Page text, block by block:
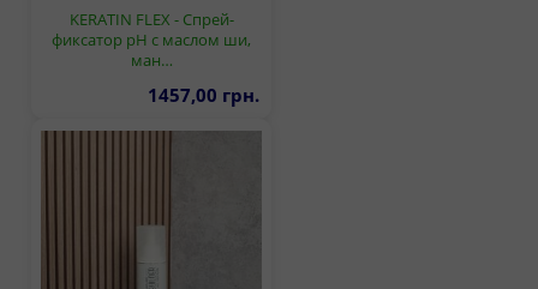
KERATIN FLEX - Спрей-
фиксатор pH с маслом ши,
ман…
1457,00 грн.